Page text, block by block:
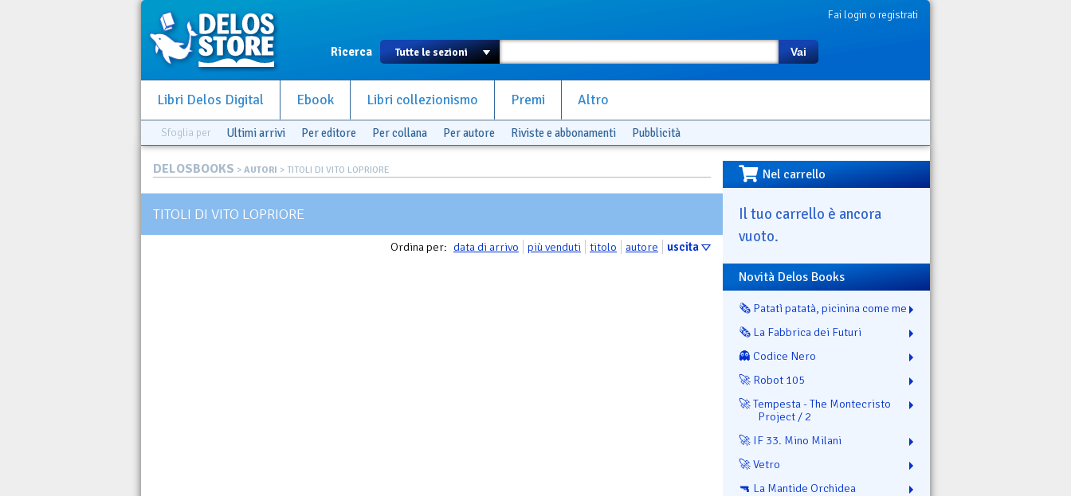
Fai login o registrati
Ricerca Vai
Libri Delos Digital Ebook Libri collezionismo Premi Altro
Sfoglia per Ultimi arrivi Per editore Per collana Per autore Riviste e abbonamenti Pubblicità
DELOSBOOKS > AUTORI > TITOLI DI VITO LOPRIORE
TITOLI DI VITO LOPRIORE
Ordina per: data di arrivo più venduti titolo autore uscita
Nel carrello
Il tuo carrello è ancora
vuoto.
Novità Delos Books
🗞️ Patatì patatà, picinina come me
🗞️ La Fabbrica dei Futuri
👻 Codice Nero
🚀 Robot 105
🚀 Tempesta - The Montecristo
Project / 2
🚀 IF 33. Mino Milani
🚀 Vetro
🔫 La Mantide Orchidea